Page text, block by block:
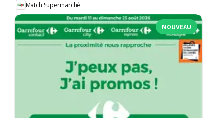
Match Supermarché
NOUVEAU